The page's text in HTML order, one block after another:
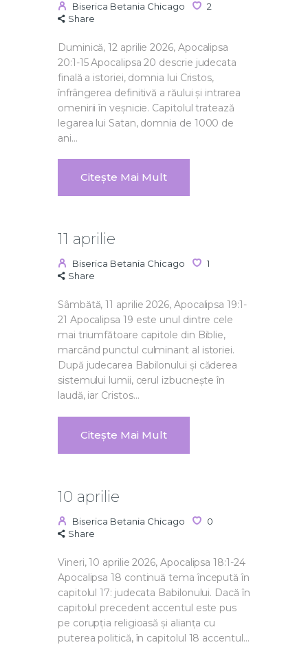
Biserica Betania Chicago
2
Share
Duminică, 12 aprilie 2026, Apocalipsa
20:1-15 Apocalipsa 20 descrie judecata
finală a istoriei, domnia lui Cristos,
înfrângerea definitivă a răului și intrarea
omenirii în veșnicie. Capitolul tratează
legarea lui Satan, domnia de 1000 de
ani…
Citește Mai Mult
11 aprilie
Biserica Betania Chicago
1
Share
Sâmbătă, 11 aprilie 2026, Apocalipsa 19:1-
21 Apocalipsa 19 este unul dintre cele
mai triumfătoare capitole din Biblie,
marcând punctul culminant al istoriei.
După judecarea Babilonului și căderea
sistemului lumii, cerul izbucnește în
laudă, iar Cristos…
Citește Mai Mult
10 aprilie
Biserica Betania Chicago
0
Share
Vineri, 10 aprilie 2026, Apocalipsa 18:1-24
Apocalipsa 18 continuă tema începută în
capitolul 17: judecata Babilonului. Dacă în
capitolul precedent accentul este pus
pe corupția religioasă și alianța cu
puterea politică, în capitolul 18 accentul…